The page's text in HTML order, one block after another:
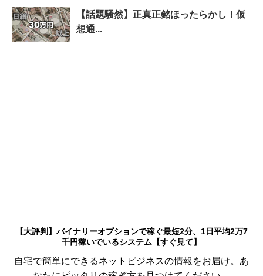
【話題騒然】正真正銘ほったらかし！仮
想通...
【大評判】バイナリーオプションで稼ぐ最短2分、1日平均2万7
千円稼いでいるシステム【すぐ見て】
自宅で簡単にできるネットビジネスの情報をお届け。あ